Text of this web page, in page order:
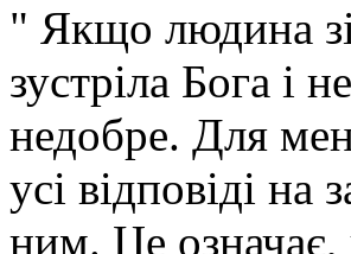
" Якщо людина
зустріла Бога і
недобре. Для
усі відповіді
ним. Це